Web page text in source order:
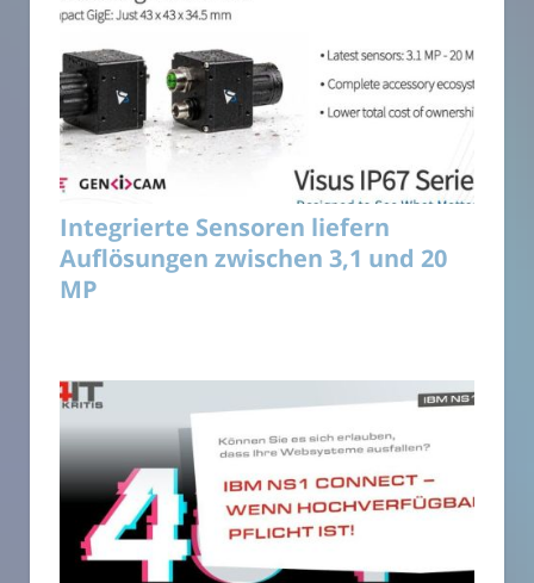
Integrierte Sensoren liefern
Auflösungen zwischen 3,1 und 20
MP